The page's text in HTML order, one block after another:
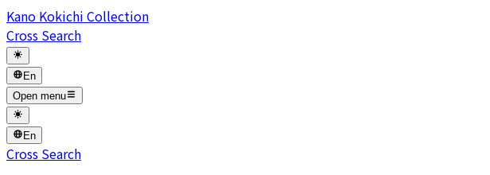
Kano Kokichi Collection
Cross Search
En
Open menu
En
Cross Search